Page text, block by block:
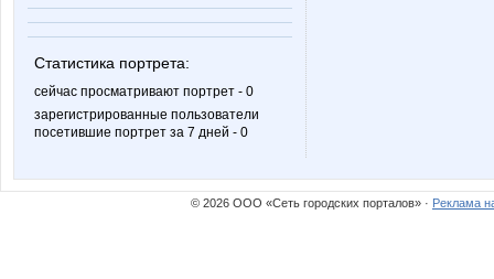
Статистика портрета:
сейчас просматривают портрет - 0
зарегистрированные пользователи
посетившие портрет за 7 дней - 0
© 2026 ООО «Сеть городских порталов» · Реклама